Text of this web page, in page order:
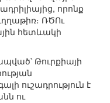
որոնք
ՌԾՈւ
հետևակի
Թուրքիայի
ուշադրություն է
ու